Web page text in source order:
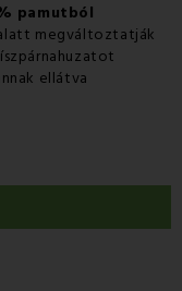
pamutból
megváltoztatják
ellátva